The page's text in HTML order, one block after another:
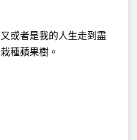
或者是我的人生走到盡
種蘋果樹。